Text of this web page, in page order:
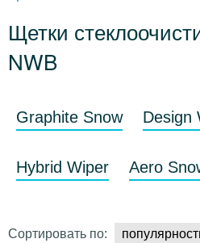
Щетки
NWB
Graphite Snow Design
Hybrid Wiper Aero
Сортировать по: